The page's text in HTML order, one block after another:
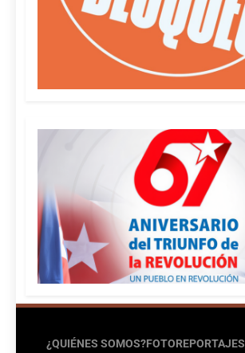
¿QUIÉNES SOMOS?FOTOREPORTAJES